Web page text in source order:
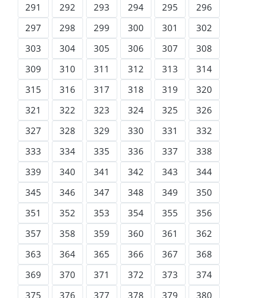
291
292 293 294 295
296
297
298 299 300 301
302
303
304 305 306 307
308
309
310 311 312 313
314
315
316 317 318 319
320
321
322 323 324 325
326
327
328 329 330 331
332
333
334 335 336 337
338
339
340 341 342 343
344
345
346 347 348 349
350
351
352 353 354 355
356
357
358 359 360 361
362
363
364 365 366 367
368
369
370 371 372 373
374
375
376 377 378 379 380